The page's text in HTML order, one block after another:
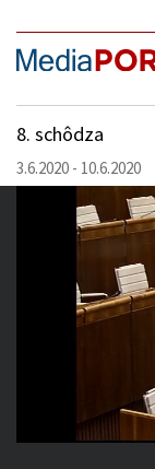
8. schôdza
3.6.2020 - 10.6.2020